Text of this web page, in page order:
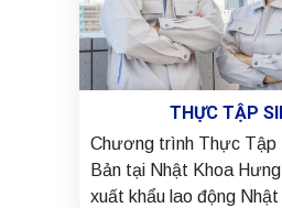
THỰC TẬP
Chương trình Thực Tập
Bản tại Nhật Khoa
xuất khẩu lao động